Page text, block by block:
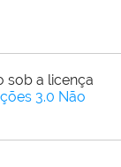
sob a licença
3.0 Não